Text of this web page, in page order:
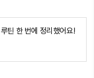
틴 한 번에 정리했어요!